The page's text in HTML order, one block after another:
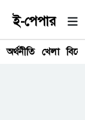
ই-পেপার
অর্থনীতি খেলা